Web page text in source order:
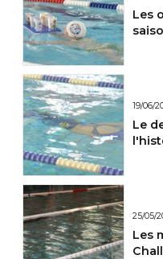
Les
19/06/
Le
25/05/
Les